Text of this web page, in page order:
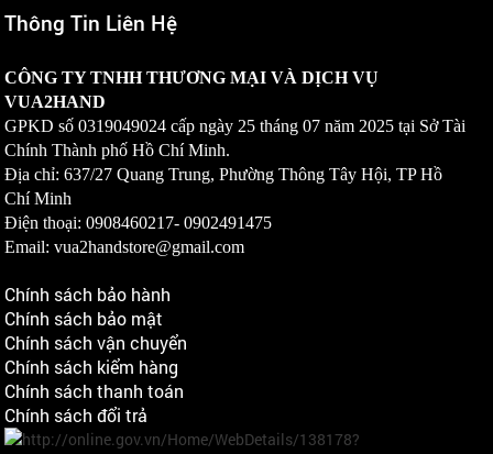
Thông Tin Liên Hệ
CÔNG TY TNHH THƯƠNG MẠI VÀ DỊCH VỤ
VUA2HAND
GPKD số0319049024 cấp ngày 25 tháng 07 năm 2025 tại Sở Tài
Chính Thành phố Hồ Chí Minh.
Địa chỉ: 637/27 Quang Trung, Phường Thông Tây Hội, TP Hồ
Chí Minh
Điện thoại: 0908460217-0902491475
Email: vua2handstore@gmail.com
Chính sách bảo hành
Chính sách bảo mật
Chính sách vận chuyển
Chính sách kiểm hàng
Chính sách thanh toán
Chính sách đổi trả